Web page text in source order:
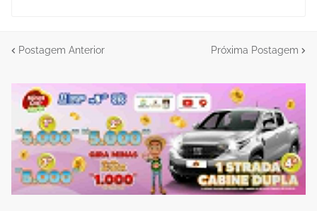
Postagem Anterior Próxima Postagem